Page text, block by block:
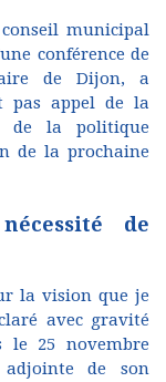
municipal
conférence de
de Dijon, a
pas appel de la
de la politique
de la prochaine
de
la vision que je
avec gravité
le 25 novembre
de son